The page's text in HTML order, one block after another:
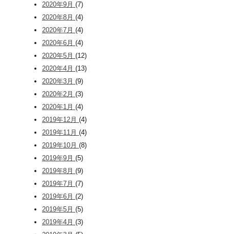
2020年9月 (7)
2020年8月 (4)
2020年7月 (4)
2020年6月 (4)
2020年5月 (12)
2020年4月 (13)
2020年3月 (9)
2020年2月 (3)
2020年1月 (4)
2019年12月 (4)
2019年11月 (4)
2019年10月 (8)
2019年9月 (5)
2019年8月 (9)
2019年7月 (7)
2019年6月 (2)
2019年5月 (5)
2019年4月 (3)